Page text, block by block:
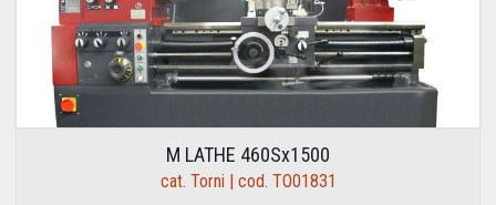
M LATHE 460Sx1500
cat. Torni | cod. TO01831